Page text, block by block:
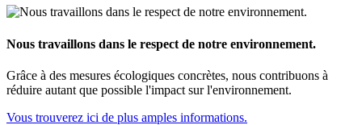
Nous travaillons dans le respect de notre environnement.
Grâce à des mesures écologiques concrètes, nous contribuons à
réduire autant que possible l'impact sur l'environnement.
Vous trouverez ici de plus amples informations.